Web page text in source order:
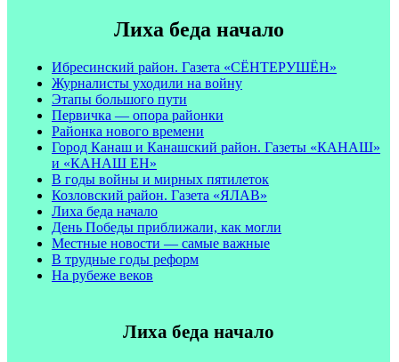
Лиха беда начало
Ибресинский район. Газета «СЁНТЕРУШЁН»
Журналисты уходили на войну
Этапы большого пути
Первичка — опора районки
Районка нового времени
Город Канаш и Канашский район. Газеты «КАНАШ»
и «КАНАШ ЕН»
В годы войны и мирных пятилеток
Козловский район. Газета «ЯЛАВ»
Лиха беда начало
День Победы приближали, как могли
Местные новости — самые важные
В трудные годы реформ
На рубеже веков
Лиха беда начало